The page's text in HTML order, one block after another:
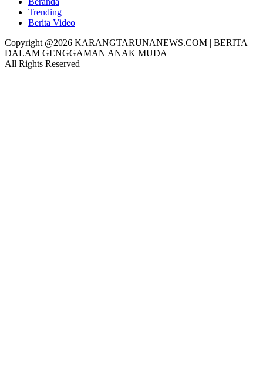
Trending
Berita Video
Copyright @2026 KARANGTARUNANEWS.COM | BERITA
DALAM GENGGAMAN ANAK MUDA
All Rights Reserved